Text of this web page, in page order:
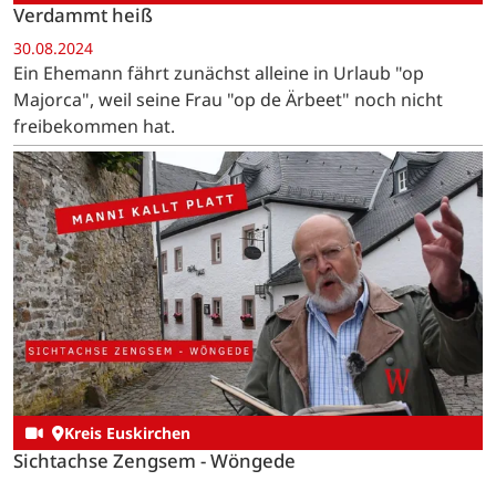
Verdammt heiß
30.08.2024
Ein Ehemann fährt zunächst alleine in Urlaub "op
Majorca", weil seine Frau "op de Ärbeet" noch nicht
freibekommen hat.
Kreis Euskirchen
Sichtachse Zengsem - Wöngede